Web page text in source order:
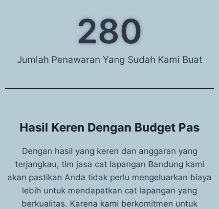
337
Jumlah Penawaran Yang Sudah Kami Buat
Hasil Keren Dengan Budget Pas
Dengan hasil yang keren dan anggaran yang
terjangkau, tim jasa cat lapangan Bandung kami
akan pastikan Anda tidak perlu mengeluarkan biaya
lebih untuk mendapatkan cat lapangan yang
berkualitas. Karena kami berkomitmen untuk